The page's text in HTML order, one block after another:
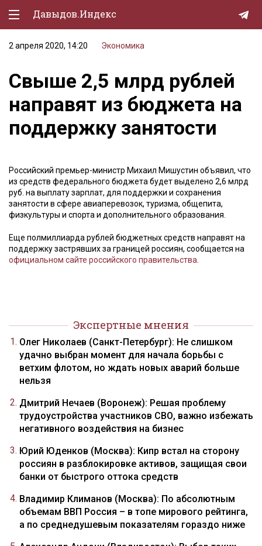
Давыдов.Индекс
Политическая жизнь
Экономика
Природа
Образование
Культура
Lifestyle
Мурзилка
2 апреля 2020, 14:20 Экономика
Свыше 2,5 млрд рублей
направят из бюджета на
поддержку занятости
Российский премьер-министр Михаил Мишустин объявил, что
из средств федерального бюджета будет выделено 2,6 млрд
руб. на выплату зарплат, для поддержки и сохранения
занятости в сфере авиаперевозок, туризма, общепита,
физкультуры и спорта и дополнительного образования.
Еще полмиллиарда рублей бюджетных средств направят на
поддержку застрявших за границей россиян, сообщается на
официальном сайте российского правительства
Экспертные мнения
Олег Николаев (Санкт-Петербург): Не слишком
удачно выбран момент для начала борьбы с
ветхим флотом, но ждать новых аварий больше
нельзя
Дмитрий Нечаев (Воронеж): Решая проблему
трудоустройства участников СВО, важно избежать
негативного воздействия на бизнес
Юрий Юденков (Москва): Кипр встал на сторону
россиян в разблокировке активов, защищая свои
банки от быстрого оттока средств
Владимир Климанов (Москва): По абсолютным
объемам ВВП Россия – в топе мирового рейтинга,
а по среднедушевым показателям гораздо ниже